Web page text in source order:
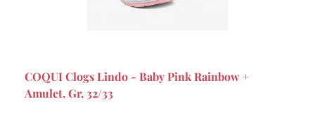
COQUI Clogs Lindo - Baby Pink Rainbow +
Amulet, Gr. 32/33